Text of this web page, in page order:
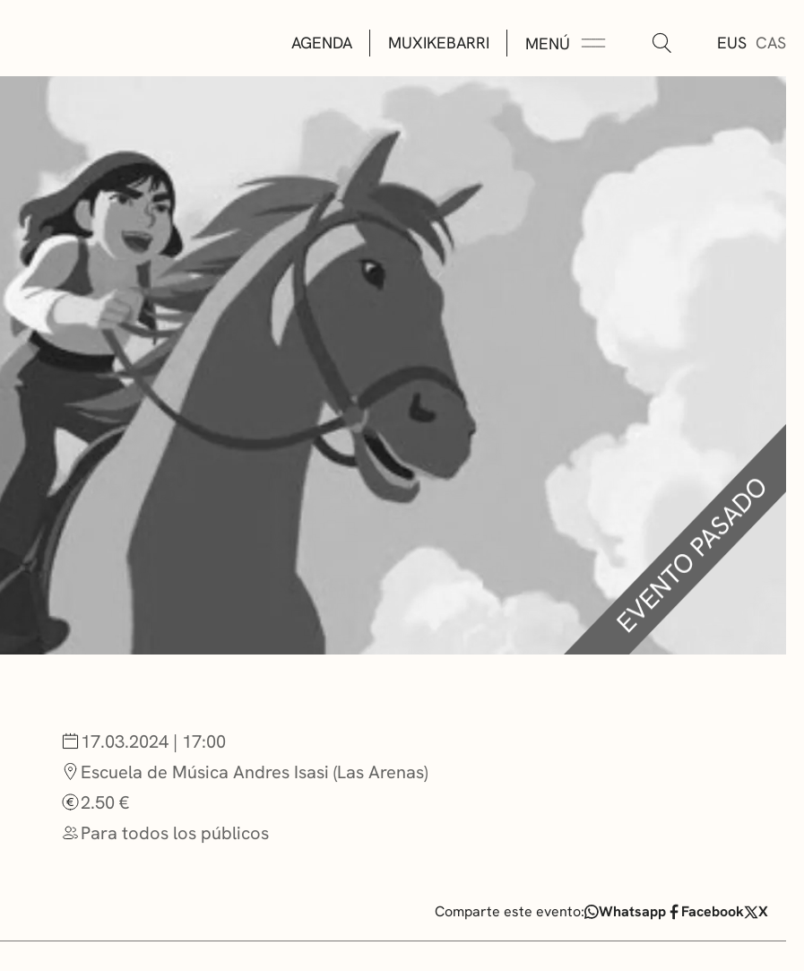
AGENDA MUXIKEBARRI MENÚ EUS CAS
AULAS DE CULTURA
BIBLIOTECAS
ESCUELA DE MÚSICA
CONVOCATORIAS
NOTICIAS
GETXO KULTURA
ASOCIACIONES CULTURALES
17.03.2024 | 17:00
Escuela de Música Andres Isasi (Las Arenas)
2.50 €
Para todos los públicos
Comparte este evento: Whatsapp Facebook X